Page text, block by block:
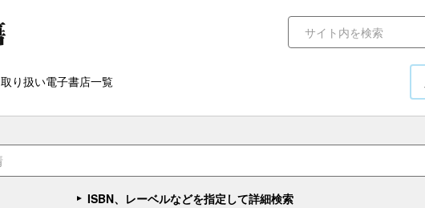
取り扱い電子書店一覧
ISBN、レーベルなどを指定して詳細検索